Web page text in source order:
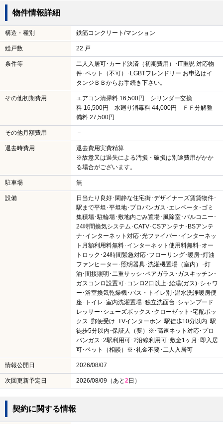
物件情報詳細
構造・種別 鉄筋コンクリート/マンション
総戸数 22 戸
条件等
二人入居可･カード決済（初期費用）･IT重説 対応物
件･ペット（不可）･LGBTフレンドリー お申込はイ
タンジＢＢからお手続き下さい。
その他初期費用
エアコン清掃料 16,500円 シリンダー交換
料 16,500円 水廻り消毒料 44,000円 ＦＦ分解整
備料 27,500円
その他月額費用 －
退去時費用
退去費用実費精算
※故意又は過失による汚損・破損は別途費用がかか
る場合がございます。
駐車場 無
設備
日当たり良好･閑静な住宅街･デザイナーズ賃貸物件･
駅まで平坦･平坦地･プロパンガス･エレベータ･ゴミ
集積場･駐輪場･敷地内ごみ置場･風除室･バルコニー･
24時間換気システム･CATV･CSアンテナ･BSアンテ
ナ･インターネット対応･光ファイバー･インターネッ
ト月額利用料無料･インターネット使用料無料･オー
トロック･24時間緊急対応･フローリング･暖房･灯油
ファンヒーター･照明器具･洗濯機置場（室内）･灯
油･間接照明･二重サッシ･ペアガラス･ガスキッチン･
ガスコンロ設置可･コンロ2口以上･給湯(ガス)･シャワ
ー･浴室換気乾燥機･バス・トイレ別･温水洗浄暖房便
座･トイレ･室内洗濯置場･独立洗面台･シャンプード
レッサー･シューズボックス･クローゼット･宅配ボッ
クス･郵便受け･TVインターホン･駅徒歩10分以内･駅
徒歩5分以内･保証人（要）※･高速ネット対応･プロ
パンガス･2駅利用可･2沿線利用可･敷金1ヶ月･即入居
可･ペット（相談）※･礼金不要･二人入居可
情報公開日 2026/08/07
次回更新予定日 2026/08/09（あと2日）
契約に関する情報